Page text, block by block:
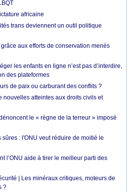
africaine
trans deviennent un outil politique
aux efforts de conservation menés
les enfants en ligne n’est pas d’interdire,
des plateformes
de paix ou carburant des conflits ?
nouvelles atteintes aux droits civils et
le « règne de la terreur » imposé
sûres : l'ONU veut réduire de moitié le
l’ONU aide à tirer le meilleur parti des
| Les minéraux critiques, moteurs de
?